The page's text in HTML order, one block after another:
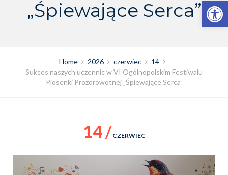
Otwórz pasek narzędzi
„Śpiewające Serca”
Home 2026 czerwiec
14
Sukces naszych uczennic w VI Ogólnopolskim Festiwalu
Piosenki Prozdrowotnej „Śpiewające Serca”
14 / CZERWIEC